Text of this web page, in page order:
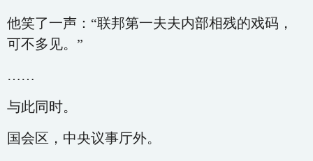
他笑了一声：“联邦第一夫夫内部相残的戏码，
可不多见。”
……
与此同时。
国会区，中央议事厅外。